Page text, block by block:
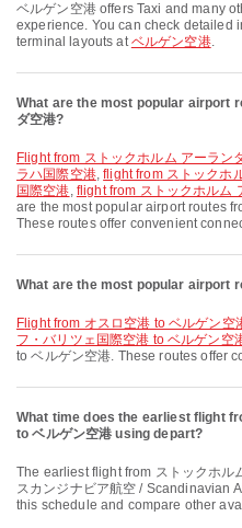
ベルゲン空港 offers Taxi and many other amenities to enhance your travel
experience. You can check detailed
terminal layouts atベルゲン空港.
What are the most popular airport
ダ空港?
flight from ストックホルム アーランダ空港 to ヴァーツラフ・ハヴェル・プ
ラハ国際空港,flight from ストックホ
国際空港, flight from ストックホルム
are the most popular airport routes
These routes offer convenient
What are the most popular airport
flight from オスロ空港 to ベルゲン空
フ・バリツェ国際空港 to ベルゲン空
to ベルゲン空港. These routes offer
What time does the earliest flight
to ベルゲン空港 using depart?
The earliest flight from ストックホルム アーランダ空港 to ベルゲン空港 with
スカンジナビア航空 / Scandinavian
this schedule and compare other